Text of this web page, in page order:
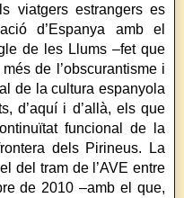
viatgers estrangers es
d’Espanya amb el
de les Llums –fet que
de l’obscurantisme i
de la cultura espanyola
d’aquí i d’allà, els que
funcional de la
dels Pirineus. La
del tram de l’AVE entre
de 2010 –amb el que,